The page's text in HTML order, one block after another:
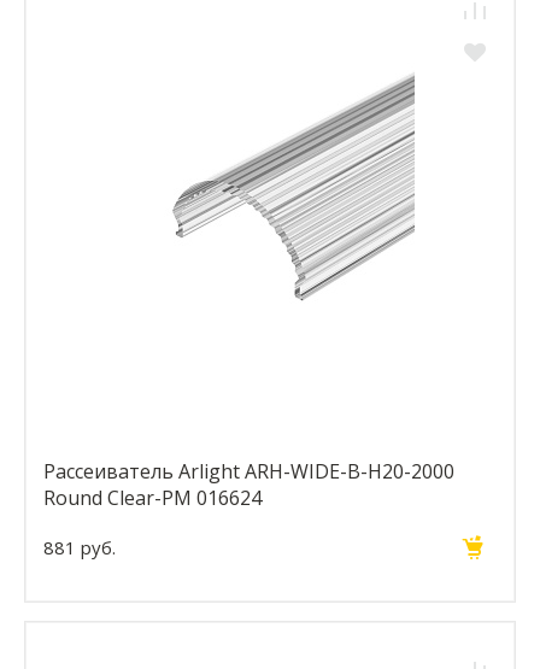
Рассеиватель Arlight ARH-WIDE-B-H20-2000
Round Clear-PM 016624
881 руб.